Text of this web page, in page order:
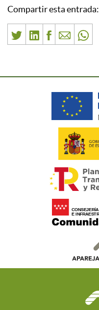
Compartir esta entrada: